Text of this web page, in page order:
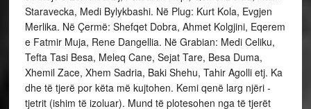
Staravecka, Medi Bylykbashi. Në Plug: Kurt Kola, Evgjen
Merlika. Në Çermë: Shefqet Dobra, Ahmet Kolgjini, Eqerem
e Fatmir Muja, Rene Dangellia. Në Grabian: Medi Celiku,
Tefta Tasi Besa, Meleq Cane, Sejat Tare, Besa Duma,
Xhemil Zace, Xhem Sadria, Baki Shehu, Tahir Agolli etj. Ka
dhe të tjerë por këta më kujtohen. Kemi qenë larg njëri -
tjetrit (ishim të izoluar). Mund të plotesohen nga të tjerët